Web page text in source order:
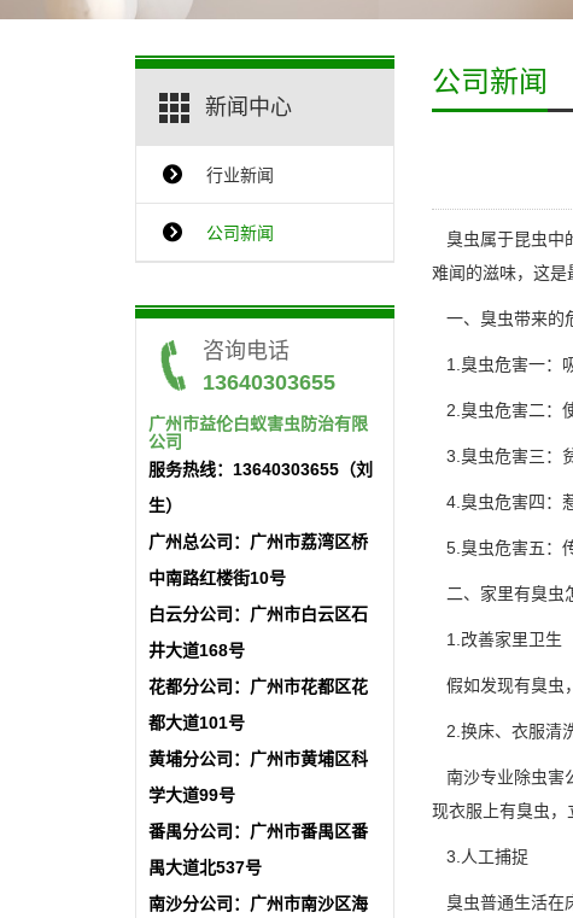
新闻中心
{$ClassName_en}
行业新闻
公司新闻
咨询电话
13640303655
广州市益伦白蚁害虫防治有限
公司
服务热线：13640303655（刘
生）
广州总公司：广州市荔湾区桥
中南路红楼街10号
白云分公司：广州市白云区石
井大道168号
花都分公司：广州市花都区花
都大道101号
黄埔分公司：广州市黄埔区科
学大道99号
番禺分公司：广州市番禺区番
禺大道北537号
南沙分公司：广州市南沙区海
公司新闻
臭虫属于昆虫中
难闻的滋味，这是
一、臭虫带来的
1.臭虫危害一：
2.臭虫危害二：
3.臭虫危害三：
4.臭虫危害四：
5.臭虫危害五：
二、家里有臭虫
1.改善家里卫生
假如发现有臭虫
2.换床、衣服清
南沙专业除虫害
现衣服上有臭虫，
3.人工捕捉
臭虫普通生活在